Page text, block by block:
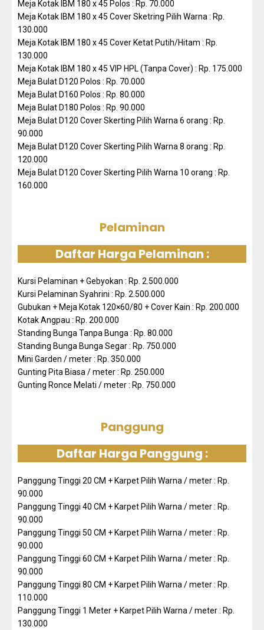
Meja Kotak IBM 180 x 45 Polos : Rp. 70.000
Meja Kotak IBM 180 x 45 Cover Sketring Pilih Warna : Rp.
130.000
Meja Kotak IBM 180 x 45 Cover Ketat Putih/Hitam : Rp.
130.000
Meja Kotak IBM 180 x 45 VIP HPL (Tanpa Cover) : Rp. 175.000
Meja Bulat D120 Polos : Rp. 70.000
Meja Bulat D160 Polos : Rp. 80.000
Meja Bulat D180 Polos : Rp. 90.000
Meja Bulat D120 Cover Skerting Pilih Warna 6 orang : Rp.
90.000
Meja Bulat D120 Cover Skerting Pilih Warna 8 orang : Rp.
120.000
Meja Bulat D120 Cover Skerting Pilih Warna 10 orang : Rp.
160.000
Pelaminan
Daftar Harga Pelaminan :
Kursi Pelaminan + Gebyokan : Rp. 2.500.000
Kursi Pelaminan Syahrini : Rp. 2.500.000
Gubukan + Meja Kotak 120×60/80 + Cover Kain : Rp. 200.000
Kotak Angpau : Rp. 200.000
Standing Bunga Tanpa Bunga : Rp. 80.000
Standing Bunga Bunga Segar : Rp. 750.000
Mini Garden / meter : Rp. 350.000
Gunting Pita Biasa / meter : Rp. 250.000
Gunting Ronce Melati / meter : Rp. 750.000
Panggung
Daftar Harga Panggung :
Panggung Tinggi 20 CM + Karpet Pilih Warna / meter : Rp.
90.000
Panggung Tinggi 40 CM + Karpet Pilih Warna / meter : Rp.
90.000
Panggung Tinggi 50 CM + Karpet Pilih Warna / meter : Rp.
90.000
Panggung Tinggi 60 CM + Karpet Pilih Warna / meter : Rp.
90.000
Panggung Tinggi 80 CM + Karpet Pilih Warna / meter : Rp.
110.000
Panggung Tinggi 1 Meter + Karpet Pilih Warna / meter : Rp.
130.000